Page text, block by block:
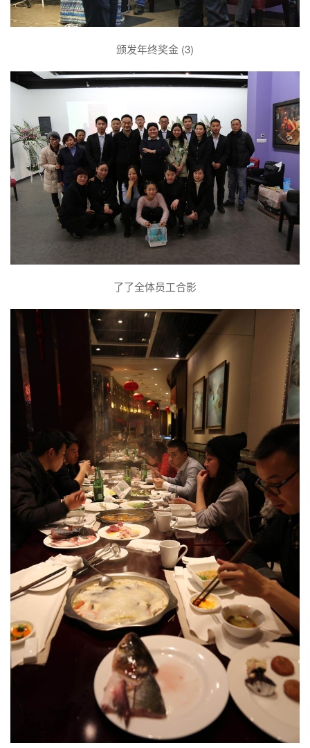
颁发年终奖金 (3)
了了全体员工合影